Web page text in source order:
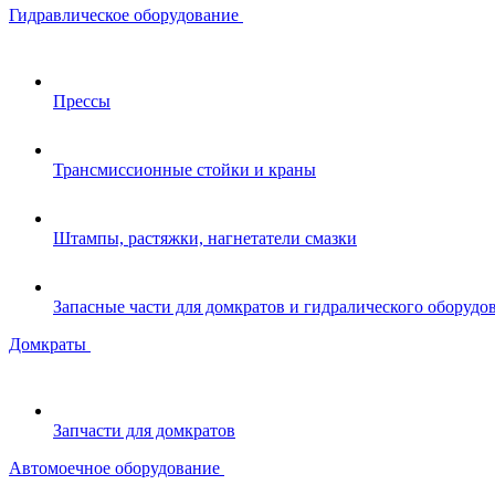
Гидравлическое оборудование
Прессы
Трансмиссионные стойки и краны
Штампы, растяжки, нагнетатели смазки
Запасные части для домкратов и гидралического
Домкраты
Запчасти для домкратов
Автомоечное оборудование